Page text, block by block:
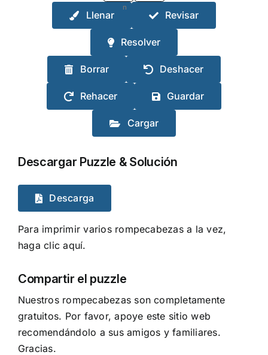
n
Llenar Revisar
Resolver
Borrar Deshacer
Rehacer Guardar
Cargar
Descargar Puzzle & Solución
Descarga
Para imprimir varios rompecabezas a la vez,
haga clic aquí.
Compartir el puzzle
Nuestros rompecabezas son completamente
gratuitos. Por favor, apoye este sitio web
recomendándolo a sus amigos y familiares.
Gracias.